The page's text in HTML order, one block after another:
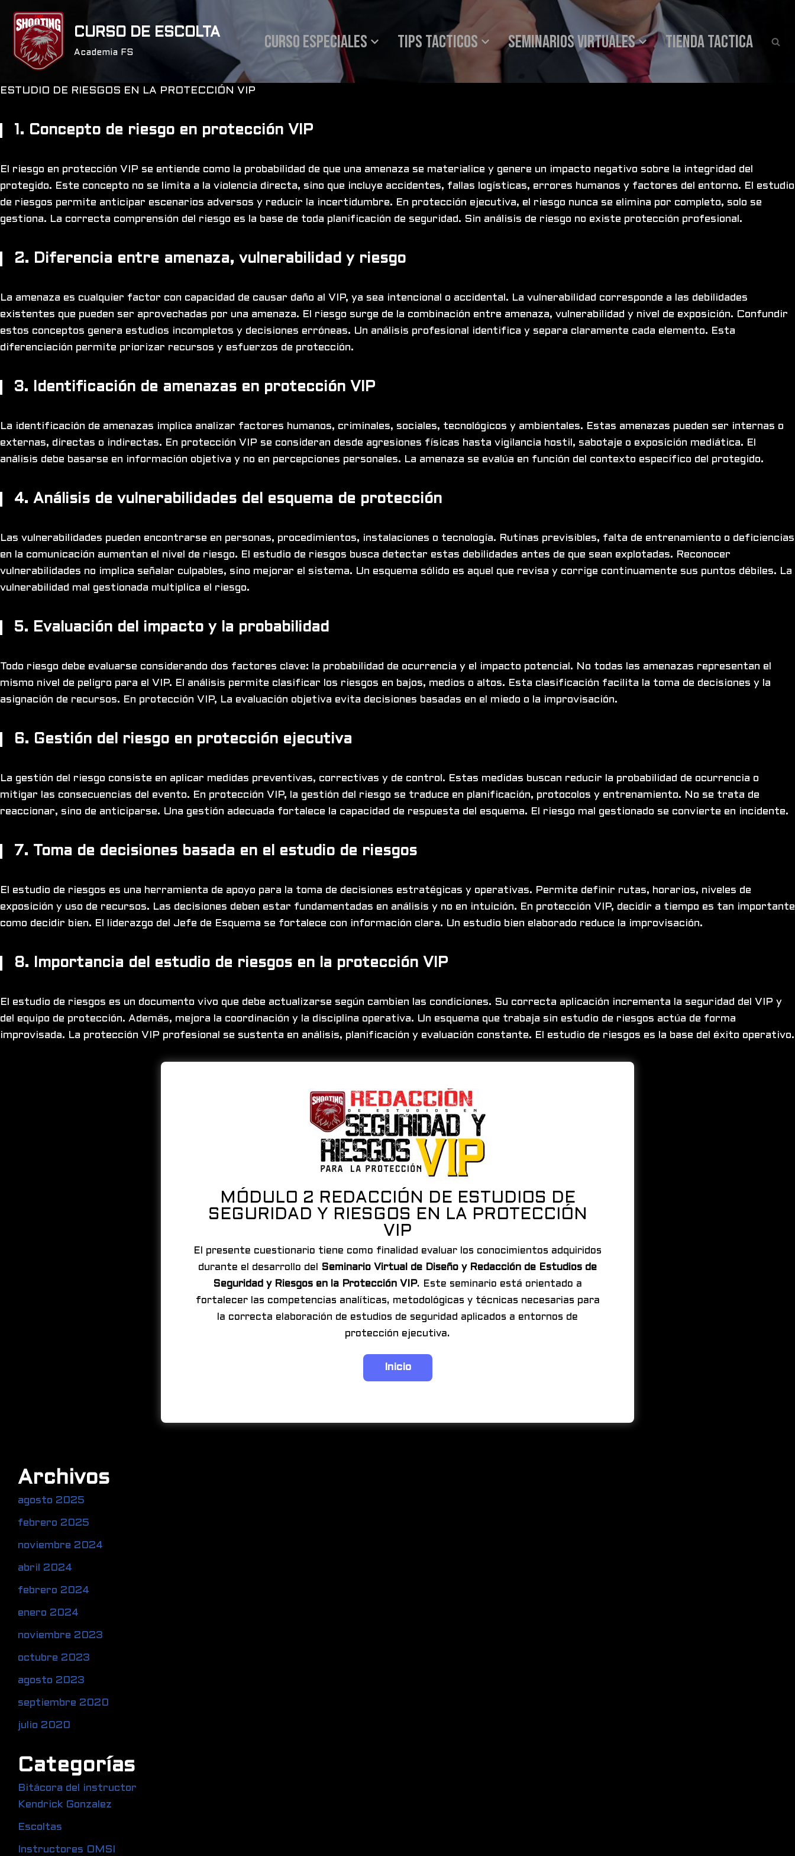
Saltar
contenido
CURSO DE ESCOLTA
Academia FS
Curso especiales Tips tacticos SEMINARIOS VIRTUALES Tienda Tactica
ESTUDIO DE RIESGOS EN LA PROTECCIÓN VIP
1. Concepto de riesgo en protección VIP
El riesgo en protección VIP se entiende como la probabilidad de que una amenaza se materialice y genere un impacto negativo sobre la integridad del
protegido. Este concepto no se limita a la violencia directa, sino que incluye accidentes, fallas logísticas, errores humanos y factores del entorno. El estudio
de riesgos permite anticipar escenarios adversos y reducir la incertidumbre. En protección ejecutiva, el riesgo nunca se elimina por completo, solo se
gestiona. La correcta comprensión del riesgo es la base de toda planificación de seguridad. Sin análisis de riesgo no existe protección profesional.
2. Diferencia entre amenaza, vulnerabilidad y riesgo
La amenaza es cualquier factor con capacidad de causar daño al VIP, ya sea intencional o accidental. La vulnerabilidad corresponde a las debilidades
existentes que pueden ser aprovechadas por una amenaza. El riesgo surge de la combinación entre amenaza, vulnerabilidad y nivel de exposición. Confundir
estos conceptos genera estudios incompletos y decisiones erróneas. Un análisis profesional identifica y separa claramente cada elemento. Esta
diferenciación permite priorizar recursos y esfuerzos de protección.
3. Identificación de amenazas en protección VIP
La identificación de amenazas implica analizar factores humanos, criminales, sociales, tecnológicos y ambientales. Estas amenazas pueden ser internas o
externas, directas o indirectas. En protección VIP se consideran desde agresiones físicas hasta vigilancia hostil, sabotaje o exposición mediática. El
análisis debe basarse en información objetiva y no en percepciones personales. La amenaza se evalúa en función del contexto específico del protegido.
4. Análisis de vulnerabilidades del esquema de protección
Las vulnerabilidades pueden encontrarse en personas, procedimientos, instalaciones o tecnología. Rutinas previsibles, falta de entrenamiento o deficiencias
en la comunicación aumentan el nivel de riesgo. El estudio de riesgos busca detectar estas debilidades antes de que sean explotadas. Reconocer
vulnerabilidades no implica señalar culpables, sino mejorar el sistema. Un esquema sólido es aquel que revisa y corrige continuamente sus puntos débiles. La
vulnerabilidad mal gestionada multiplica el riesgo.
5. Evaluación del impacto y la probabilidad
Todo riesgo debe evaluarse considerando dos factores clave: la probabilidad de ocurrencia y el impacto potencial. No todas las amenazas representan el
mismo nivel de peligro para el VIP. El análisis permite clasificar los riesgos en bajos, medios o altos. Esta clasificación facilita la toma de decisiones y la
asignación de recursos. En protección VIP, La evaluación objetiva evita decisiones basadas en el miedo o la improvisación.
6. Gestión del riesgo en protección ejecutiva
La gestión del riesgo consiste en aplicar medidas preventivas, correctivas y de control. Estas medidas buscan reducir la probabilidad de ocurrencia o
mitigar las consecuencias del evento. En protección VIP, la gestión del riesgo se traduce en planificación, protocolos y entrenamiento. No se trata de
reaccionar, sino de anticiparse. Una gestión adecuada fortalece la capacidad de respuesta del esquema. El riesgo mal gestionado se convierte en incidente.
7. Toma de decisiones basada en el estudio de riesgos
El estudio de riesgos es una herramienta de apoyo para la toma de decisiones estratégicas y operativas. Permite definir rutas, horarios, niveles de
exposición y uso de recursos. Las decisiones deben estar fundamentadas en análisis y no en intuición. En protección VIP, decidir a tiempo es tan importante
como decidir bien. El liderazgo del Jefe de Esquema se fortalece con información clara. Un estudio bien elaborado reduce la improvisación.
8. Importancia del estudio de riesgos en la protección VIP
El estudio de riesgos es un documento vivo que debe actualizarse según cambien las condiciones. Su correcta aplicación incrementa la seguridad del VIP y
del equipo de protección. Además, mejora la coordinación y la disciplina operativa. Un esquema que trabaja sin estudio de riesgos actúa de forma
improvisada. La protección VIP profesional se sustenta en análisis, planificación y evaluación constante. El estudio de riesgos es la base del éxito operativo.
MÓDULO 2 REDACCIÓN DE ESTUDIOS DE
SEGURIDAD Y RIESGOS EN LA PROTECCIÓN
VIP
El presente cuestionario tiene como finalidad evaluar los conocimientos adquiridos
durante el desarrollo del
Seminario Virtual de Diseño y Redacción de Estudios de
Seguridad y Riesgos en la Protección VIP. Este seminario está orientado a
fortalecer las competencias analíticas, metodológicas y técnicas necesarias para
la correcta elaboración de estudios de seguridad aplicados a entornos de
protección ejecutiva.
Archivos
agosto 2025
febrero 2025
noviembre 2024
abril 2024
febrero 2024
enero 2024
noviembre 2023
octubre 2023
agosto 2023
septiembre 2020
julio 2020
Categorías
Bitácora del instructor
Kendrick Gonzalez
Escoltas
Instructores OMSI